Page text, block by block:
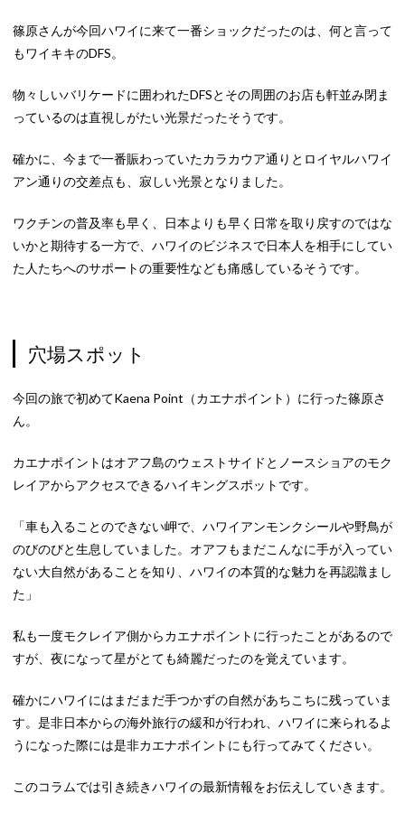
篠原さんが今回ハワイに来て一番ショックだったのは、何と言って
もワイキキのDFS。
物々しいバリケードに囲われたDFSとその周囲のお店も軒並み閉ま
っているのは直視しがたい光景だったそうです。
確かに、今まで一番賑わっていたカラカウア通りとロイヤルハワイ
アン通りの交差点も、寂しい光景となりました。
ワクチンの普及率も早く、日本よりも早く日常を取り戻すのではな
いかと期待する一方で、ハワイのビジネスで日本人を相手にしてい
た人たちへのサポートの重要性なども痛感しているそうです。
穴場スポット
今回の旅で初めてKaena Point（カエナポイント）に行った篠原さ
ん。
カエナポイントはオアフ島のウェストサイドとノースショアのモク
レイアからアクセスできるハイキングスポットです。
「車も入ることのできない岬で、ハワイアンモンクシールや野鳥が
のびのびと生息していました。オアフもまだこんなに手が入ってい
ない大自然があることを知り、ハワイの本質的な魅力を再認識まし
た」
私も一度モクレイア側からカエナポイントに行ったことがあるので
すが、夜になって星がとても綺麗だったのを覚えています。
確かにハワイにはまだまだ手つかずの自然があちこちに残っていま
す。是非日本からの海外旅行の緩和が行われ、ハワイに来られるよ
うになった際には是非カエナポイントにも行ってみてください。
このコラムでは引き続きハワイの最新情報をお伝えしていきます。